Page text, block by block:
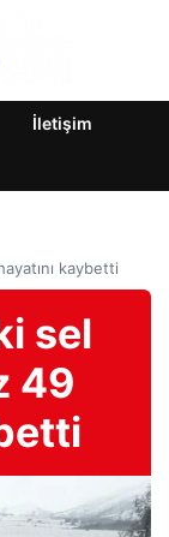
İletişim
kaybetti
sel
49